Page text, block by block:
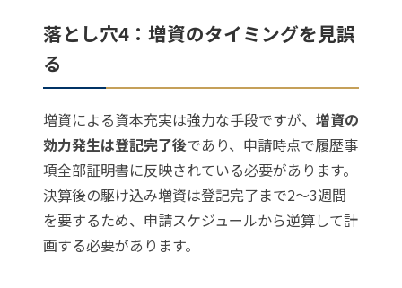
落とし穴4：増資のタイミングを見誤
る
増資による資本充実は強力な手段ですが、 増資の
効力発生は登記完了後であり、申請時点で履歴事
項全部証明書に反映されている必要があります。
決算後の駆け込み増資は登記完了まで2〜3週間
を要するため、申請スケジュールから逆算して計
画する必要があります。